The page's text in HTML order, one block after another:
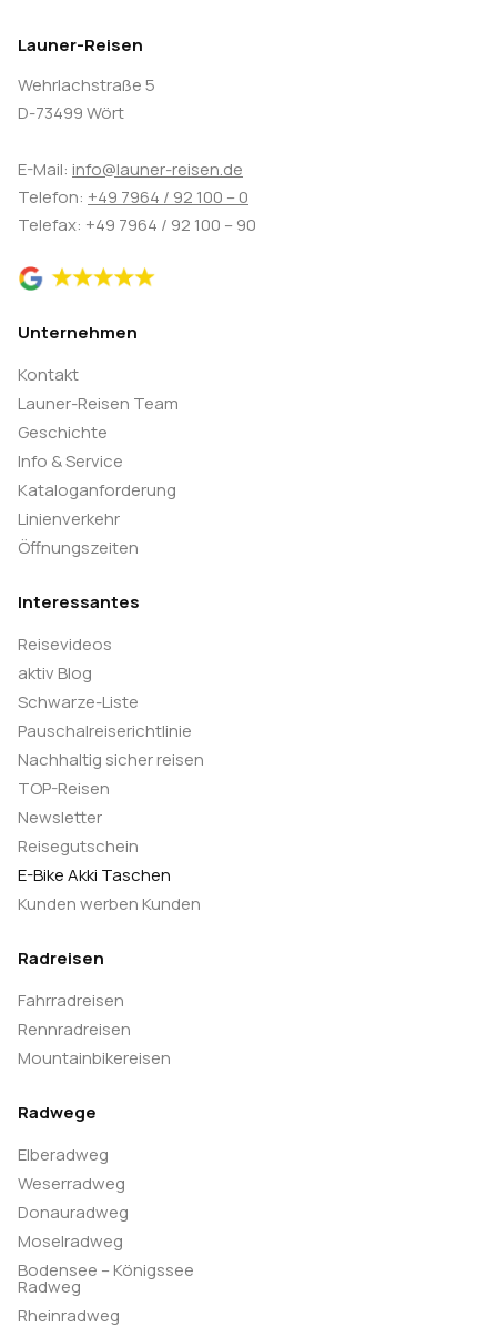
Launer-Reisen
Wehrlachstraße 5
D-73499 Wört
E-Mail: info@launer-reisen.de
Telefon: +49 7964 / 92 100 – 0
Telefax: +49 7964 / 92 100 – 90
Unternehmen
Kontakt
Launer-Reisen Team
Geschichte
Info & Service
Kataloganforderung
Linienverkehr
Öffnungszeiten
Interessantes
Reisevideos
aktiv Blog
Schwarze-Liste
Pauschalreiserichtlinie
Nachhaltig sicher reisen
TOP-Reisen
Newsletter
Reisegutschein
E-Bike Akki Taschen
Kunden werben Kunden
Radreisen
Fahrradreisen
Rennradreisen
Mountainbikereisen
Radwege
Elberadweg
Weserradweg
Donauradweg
Moselradweg
Bodensee – Königssee
Radweg
Rheinradweg